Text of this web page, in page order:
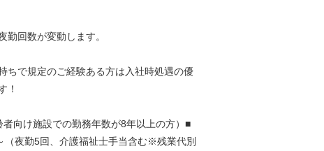
勤回数が変動します。
ちで規定のご経験ある方は入社時処遇の優
！
向け施設での勤務年数が8年以上の方）■
（夜勤5回、介護福祉士手当含む※残業代別